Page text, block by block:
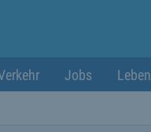
Jobs Leben